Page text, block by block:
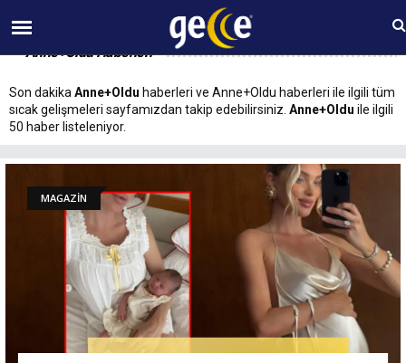
06 AĞUSTOS Perşembe 23:07
Anne+Oldu Haberleri
Son dakika Anne+Oldu haberleri ve Anne+Oldu haberleri ile ilgili tüm
sıcak gelişmeleri sayfamızdan takip edebilirsiniz. Anne+Oldu ile ilgili
50 haber listeleniyor.
MAGAZİN